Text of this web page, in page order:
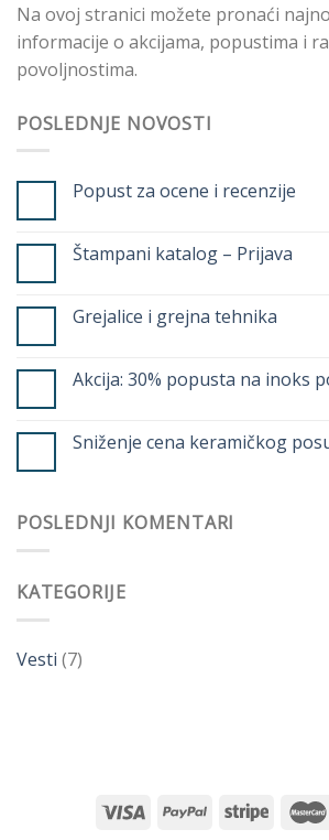
Na ovoj stranici možete pronaći
informacije o akcijama, popustima i
povoljnostima.
POSLEDNJE NOVOSTI
Popust za ocene i recenzije
Štampani katalog – Prijava
Grejalice i grejna tehnika
Akcija: 30% popusta na inoks
Sniženje cena keramičkog
POSLEDNJI KOMENTARI
KATEGORIJE
Vesti (7)